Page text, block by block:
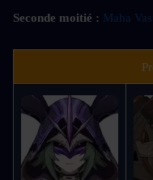
Seconde moitié : Maha